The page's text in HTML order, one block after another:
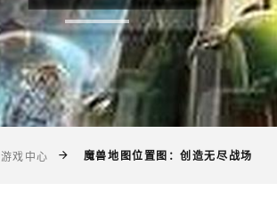
游戏中心 魔兽地图位置图：创造无尽战场